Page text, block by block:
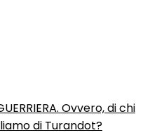
Ovvero, di chi
di Turandot?